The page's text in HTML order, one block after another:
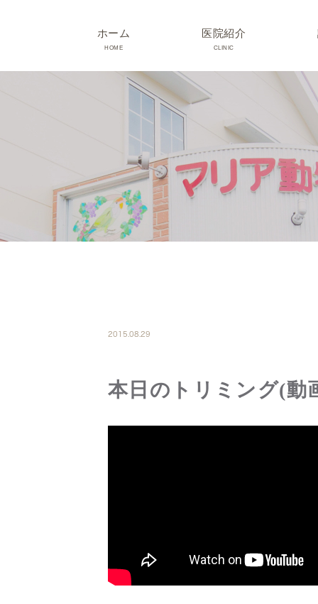
ホーム
HOME
医院紹介
CLINIC
院長･スタッフ紹介
診療時間･アクセス
院内紹介･初診の方へ
医院設備
2015.08.29
本日のトリミング(動